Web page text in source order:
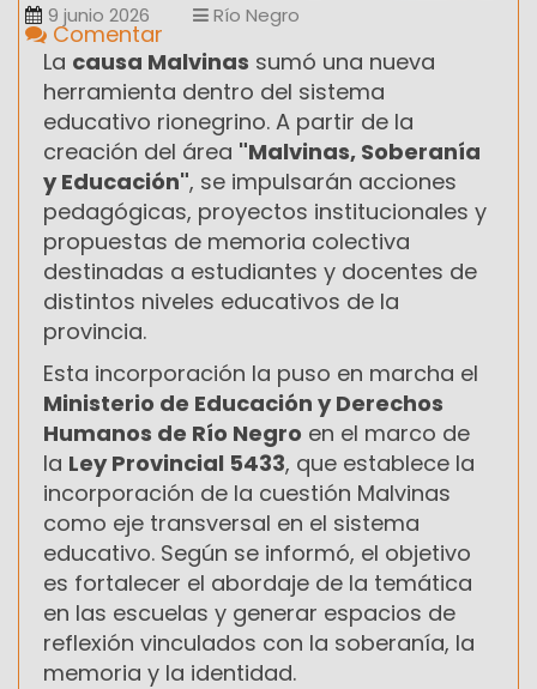
9 junio 2026 Río Negro
Comentar
La causa Malvinas sumó una nueva
herramienta dentro del sistema
educativo rionegrino. A partir de la
creación del área "Malvinas, Soberanía
y Educación", se impulsarán acciones
pedagógicas, proyectos institucionales y
propuestas de memoria colectiva
destinadas a estudiantes y docentes de
distintos niveles educativos de la
provincia.
Esta incorporación la puso en marcha el
Ministerio de Educación y Derechos
Humanos de Río Negro en el marco de
la Ley Provincial 5433, que establece la
incorporación de la cuestión Malvinas
como eje transversal en el sistema
educativo. Según se informó, el objetivo
es fortalecer el abordaje de la temática
en las escuelas y generar espacios de
reflexión vinculados con la soberanía, la
memoria y la identidad.